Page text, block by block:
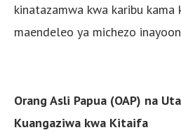
kinatazamwa kwa karibu kama
maendeleo ya michezo
Orang Asli Papua (OAP) na
Kuangaziwa kwa Kitaifa